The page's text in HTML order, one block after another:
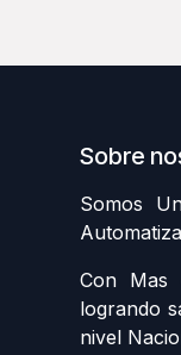
Sobre
Somos
Con Mas
logrando
nivel